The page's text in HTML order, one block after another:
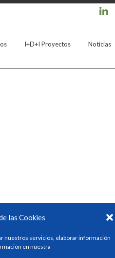
las Cookies
nuestros servicios, elaborar información
en nuestra
I+D+I Proyectos Noticias